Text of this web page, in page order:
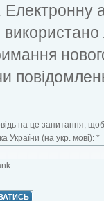
Електронну
на це запитання,
України (на укр. мові): *